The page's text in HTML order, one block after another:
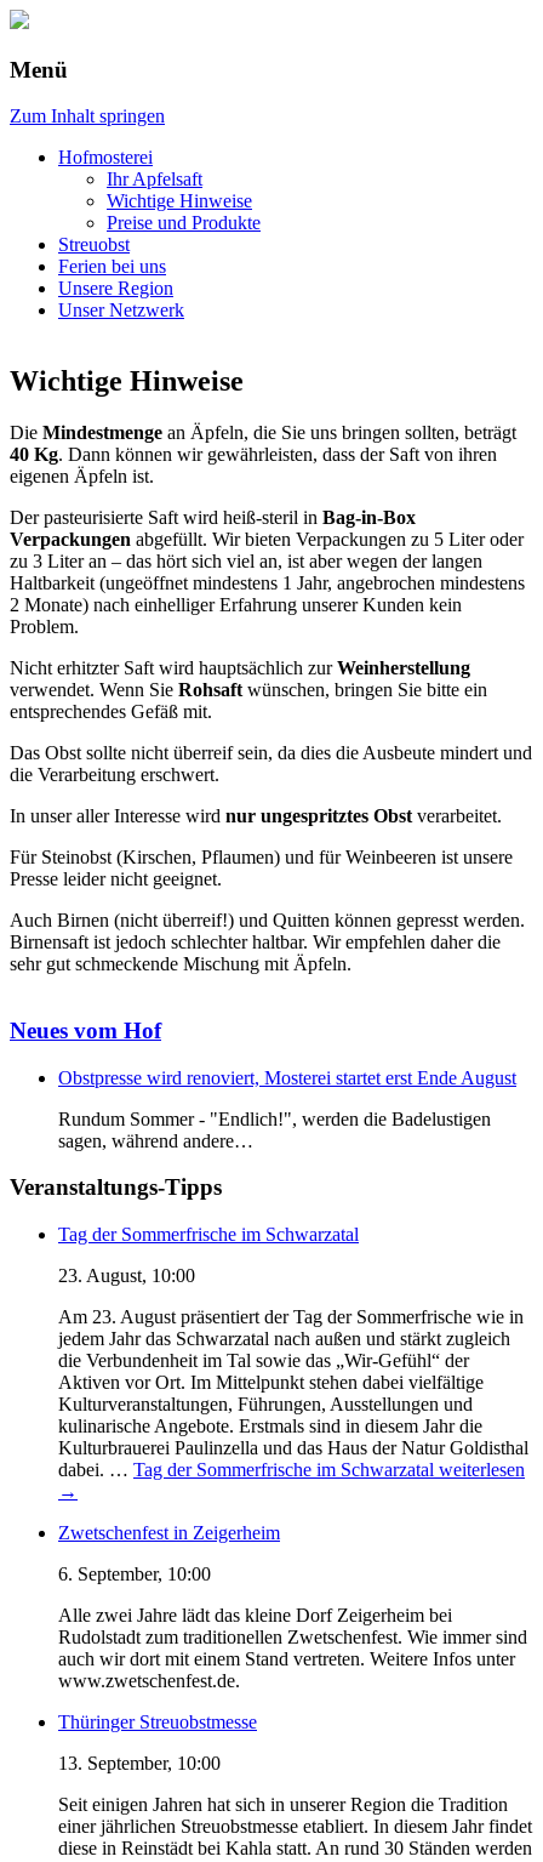
KulturNaturHof Bechstedt e.V.
Kulturelle und naturbezogene
Bildungsangebote für Kinder und
Menü
Zum Inhalt springen
Hofmosterei
Ihr Apfelsaft
Wichtige Hinweise
Preise und Produkte
Streuobst
Ferien bei uns
Unsere Region
Unser Netzwerk
Wichtige Hinweise
Die Mindestmenge an Äpfeln, die Sie uns bringen sollten, beträgt
40 Kg. Dann können wir gewährleisten, dass der Saft von ihren
eigenen Äpfeln ist.
Der pasteurisierte Saft wird heiß-steril in Bag-in-Box
Verpackungen abgefüllt. Wir bieten Verpackungen zu 5 Liter oder
zu 3 Liter an – das hört sich viel an, ist aber wegen der langen
Haltbarkeit (ungeöffnet mindestens 1 Jahr, angebrochen mindestens
2 Monate) nach einhelliger Erfahrung unserer Kunden kein
Problem.
Nicht erhitzter Saft wird hauptsächlich zurWeinherstellung
verwendet. Wenn Sie Rohsaft wünschen, bringen Sie bitte ein
entsprechendes Gefäß mit.
Das Obst sollte nicht überreif sein, da dies die Ausbeute mindert und
die Verarbeitung erschwert.
In unser aller Interesse wird nur ungespritztes Obst verarbeitet.
Für Steinobst (Kirschen, Pflaumen) und für Weinbeeren ist unsere
Presse leider nicht geeignet.
Auch Birnen (nicht überreif!) und Quitten können gepresst werden.
Birnensaft ist jedoch schlechter haltbar. Wir empfehlen daher die
sehr gut schmeckende Mischung mit Äpfeln.
Neues vom Hof
Obstpresse wird renoviert, Mosterei startet erst Ende August
Rundum Sommer - "Endlich!", werden die Badelustigen
sagen, während andere…
Veranstaltungs-Tipps
Tag der Sommerfrische im Schwarzatal
23. August, 10:00
Am 23. August präsentiert der Tag der Sommerfrische wie in
jedem Jahr das Schwarzatal nach außen und stärkt zugleich
die Verbundenheit im Tal sowie das „Wir-Gefühl“ der
Aktiven vor Ort. Im Mittelpunkt stehen dabei vielfältige
Kulturveranstaltungen, Führungen, Ausstellungen und
kulinarische Angebote. Erstmals sind in diesem Jahr die
Kulturbrauerei Paulinzella und das Haus der Natur Goldisthal
dabei. … Tag der Sommerfrische im Schwarzatal weiterlesen
→
Zwetschenfest in Zeigerheim
6. September, 10:00
Alle zwei Jahre lädt das kleine Dorf Zeigerheim bei
Rudolstadt zum traditionellen Zwetschenfest. Wie immer sind
auch wir dort mit einem Stand vertreten. Weitere Infos unter
www.zwetschenfest.de.
Thüringer Streuobstmesse
13. September, 10:00
Seit einigen Jahren hat sich in unserer Region die Tradition
einer jährlichen Streuobstmesse etabliert. In diesem Jahr findet
diese in Reinstädt bei Kahla statt. An rund 30 Ständen werden